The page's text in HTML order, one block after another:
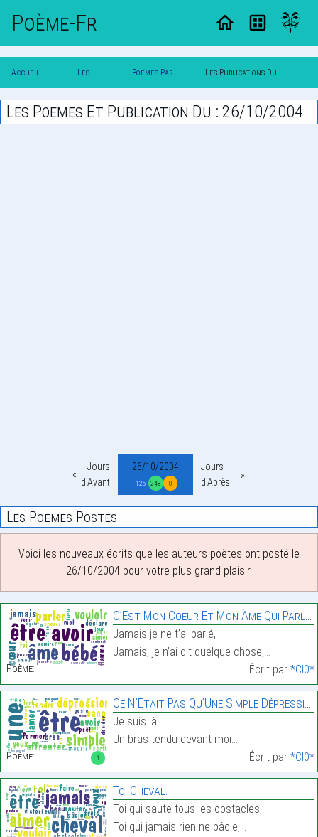
Poème-Fr
Accueil
Poesie
Les
Poesies
Poemes Par Les Publications Du
26/10/2004
Les Poemes Et Publication Du : 26/10/2004
Jours
d'Avant
26/10/2004
125 248 0
Jours
d'Après
Les Poemes Postes
Voici les nouveaux écrits que les auteurs poètes ont posté le
26/10/2004 pour votre plus grand plaisir.
Poème:
C’Est Mon Coeur Et Mon Âme Qui Parlent.
Jamais je ne t’ai parlé,
Jamais, je n’ai dit quelque chose,…
Écrit par *Cl0*
1
Poème:
Ce N’Était Pas Qu’Une Simple Dépression.
Je suis là
Un bras tendu devant moi…
Écrit par *Cl0*
Toi Cheval.
Toi qui saute tous les obstacles,
Toi qui jamais rien ne bâcle,…